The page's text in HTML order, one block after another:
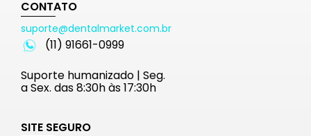
CONTATO
suporte@dentalmarket.com.br
(11) 91661-0999
Suporte humanizado | Seg.
a Sex. das 8:30h às 17:30h
SITE SEGURO